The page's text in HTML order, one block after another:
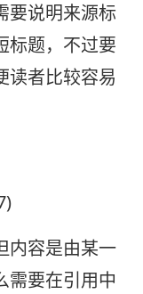
要说明来源标
标题，不过要
读者比较容易
内容是由某一
需要在引用中